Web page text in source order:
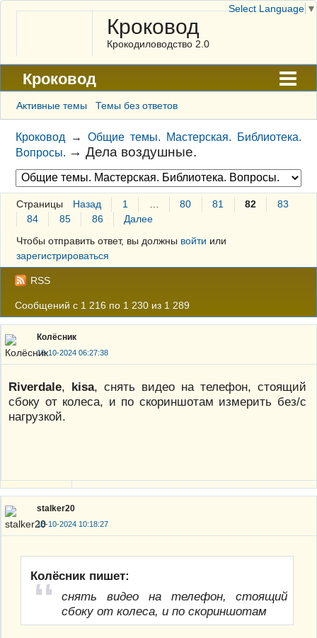
Кроковод
Крокодиловодство 2.0
Кроковод
Форум
Архив
ГАЛЕРЕЯ
Правила
Поиск
Регистрация
Вход
Активные темы Темы без ответов
Кроковод →Общие темы. Мастерская. Библиотека.
Вопросы. →Дела воздушные.
Страницы Назад 1 80 81 82
83
84
85 86
Далее
Чтобы отправить ответ, вы должны войти или
зарегистрироваться
RSS
Сообщений с 1 216 по 1 230 из 1 289
Колёсник
18-10-2024 06:27:38
Riverdale, kisa, снять видео на телефон, стоящий
сбоку от колеса, и по скориншотам измерить без/с
нагрузкой.
stalker20
18-10-2024 10:18:27
Колёсник пишет:
снять видео на телефон, стоящий
сбоку от колеса, и по скориншотам
Select Language ▼